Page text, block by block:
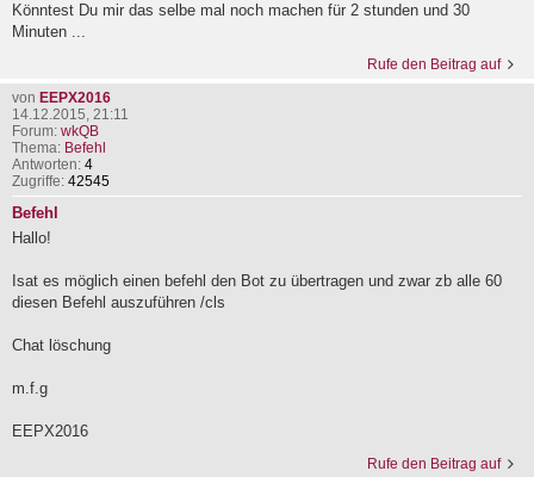
Könntest Du mir das selbe mal noch machen für 2 stunden und 30
Minuten ...
Rufe den Beitrag auf
von EEPX2016
14.12.2015, 21:11
Forum: wkQB
Thema: Befehl
Antworten: 4
Zugriffe: 42545
Befehl
Hallo!
Isat es möglich einen befehl den Bot zu übertragen und zwar zb alle 60
diesen Befehl auszuführen /cls
Chat löschung
m.f.g
EEPX2016
Rufe den Beitrag auf